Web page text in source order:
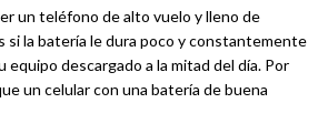
un teléfono de alto vuelo y lleno de
si la batería le dura poco y constantemente
equipo descargado a la mitad del día. Por
un celular con una batería de buena